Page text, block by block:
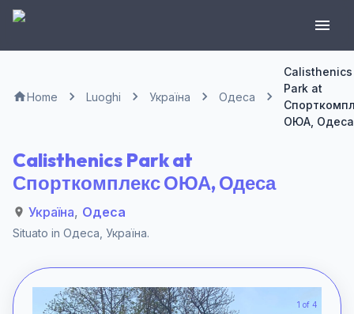
Home Luoghi Україна Одеса
Calisthenics
Park at
ОЮА, Одеса
Calisthenics Park at
Спорткомплекс ОЮА, Одеса
Україна, Одеса
Situato in Одеса Україна.
1 of 4